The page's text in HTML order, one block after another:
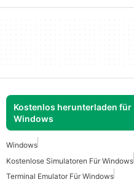
Kostenlos herunterladen für
Windows
Windows
Kostenlose Simulatoren Für Windows
Terminal Emulator Für Windows